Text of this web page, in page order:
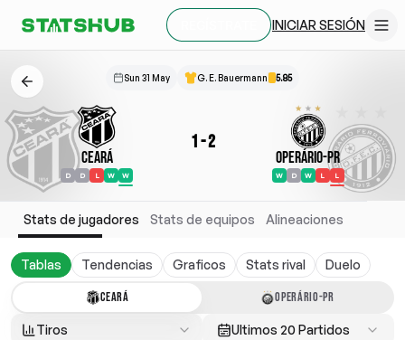
INICIAR SESIÓN
Sun 31 May G. E. Bauermann 5.85
Ceará
D D L W W
1-2
Operário-PR
W D W L L
Stats de jugadores Stats de equipos Alineaciones
Tablas Tendencias Graficos Stats rival Duelo
CEARÁ OPERÁRIO-PR
Tiros Ultimos 20 Partidos